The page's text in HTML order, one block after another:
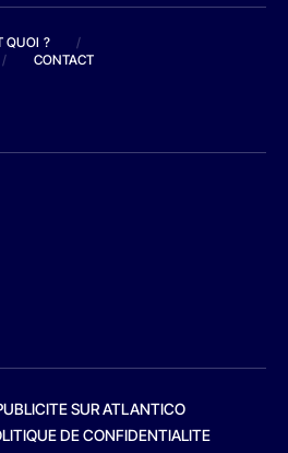
QUOI ?
/
/ CONTACT
SUR ATLANTICO
DE CONFIDENTIALITE